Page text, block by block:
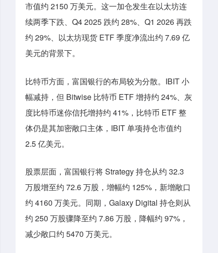
市值约 2150 万美元。这一加仓发生在以太坊连
续两季下跌、Q4 2025 跌约 28%、Q1 2026 再跌
约 29%、以太坊现货 ETF 季度净流出约 7.69 亿
美元的背景下。
比特币方面，富国银行的布局较为分散。IBIT 小
幅减持，但 Bitwise 比特币 ETF 增持约 24%、灰
度比特币迷你信托增持约 41%，比特币 ETF 整
体仍是其加密敞口主体，IBIT 单项持仓市值约
2.5 亿美元。
股票层面，富国银行将 Strategy 持仓从约 32.3
万股增至约 72.6 万股，增幅约 125%，新增敞口
约 4160 万美元。同期，Galaxy Digital 持仓则从
约 250 万股骤降至约 7.86 万股，降幅约 97%，
减少敞口约 5470 万美元。